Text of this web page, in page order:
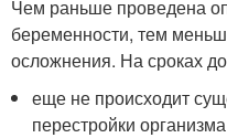
Чем раньше проведена
беременности, тем
осложнения. На сроках
еще не происходит
перестройки